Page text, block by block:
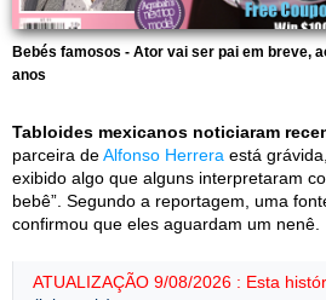
Bebés famosos - Ator vai ser pai em breve,
anos
Tabloides mexicanos noticiaram
parceira deAlfonso Herrera está
exibido algo que alguns interpretaram
bebê”. Segundo a reportagem, uma
confirmou que eles aguardam um nenê.
ATUALIZAÇÃO 9/08/2026 : Esta